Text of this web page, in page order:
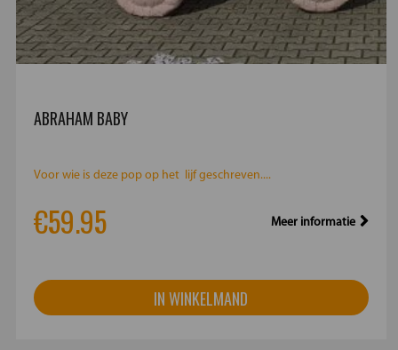
ABRAHAM BABY
Voor wie is deze pop op het lijf geschreven....
€59.95 Meer informatie
IN WINKELMAND